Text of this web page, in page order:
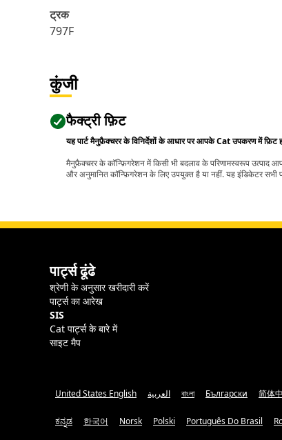
ट्रक
797F
कुंजी
फैक्ट्री फ़िट
यह पार्ट मैनुफ़ैक्चरर के विनिर्देशों के आधार पर आपके Cat उपकरण में फ़िट
मैनुफ़ैक्चरर के कॉन्फ़िगरेशन में किसी भी बदलाव के परिणामस्वरूप
और अनुमानित कॉन्फ़िगरेशन के लिए उपयुक्त है या नहीं. यह इंडिकेटर सभी
पार्ट्स ढूंढे
श्रेणी के अनुसार खरीदारी करें
पार्ट्स का आरेख
SIS
Cat पार्ट्स के बारे में
साइट मैप
United States English العربية বাংলা Български 简体
ಕನ್ನಡ 한국어 Norsk Polski Português Do Brasil